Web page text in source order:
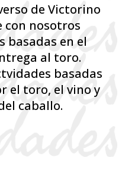
de Victorino
con nosotros
basadas en el
al toro.
basadas
el toro, el vino y
caballo.